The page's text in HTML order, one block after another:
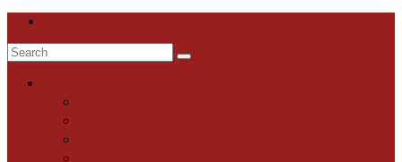
Search